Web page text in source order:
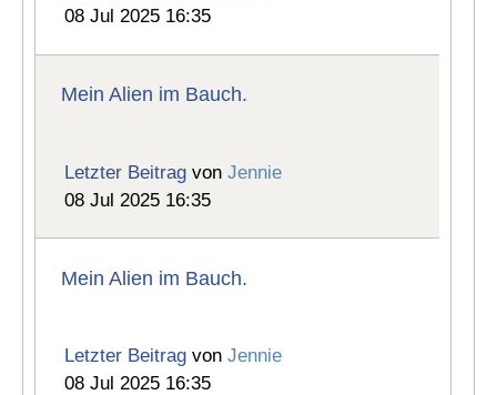
08 Jul 2025 16:35
Mein Alien im Bauch.
Letzter Beitrag vonJennie
08 Jul 2025 16:35
Mein Alien im Bauch.
Letzter Beitrag vonJennie
08 Jul 2025 16:35